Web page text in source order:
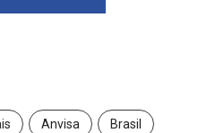
Anvisa Brasil